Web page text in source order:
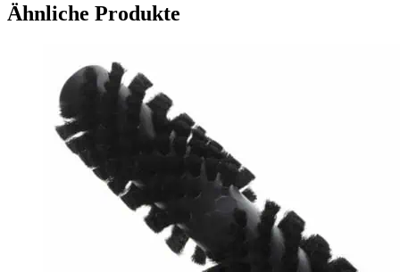
Ähnliche Produkte